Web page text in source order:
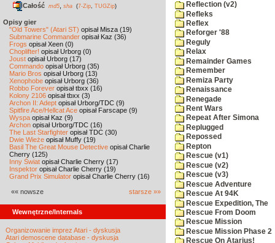
Całość md5 sha (7-Zip TUGZip)
Opisy gier
"Old Towers" (Atari ST) opisał Misza (19)
Submarine Commander opisał Kaz (36)
Frogs opisał Xeen (0)
Choplifter! opisał Urborg (0)
Joust opisał Urborg (17)
Commando opisał Urborg (35)
Mario Bros opisał Urborg (13)
Xenophobe opisał Urborg (36)
Robbo Forever opisał tbxx (16)
Kolony 2106 opisał tbxx (3)
Archon II: Adept opisał Urborg/TDC (9)
Spitfire Ace/Hellcat Ace opisał Farscape (9)
Wyspa opisał Kaz (9)
Archon opisał Urborg/TDC (16)
The Last Starfighter opisał TDC (30)
Dwie Wieże opisał Muffy (19)
Basil The Great Mouse Detective opisał Charlie
Cherry (125)
Inny Świat opisał Charlie Cherry (17)
Inspektor opisał Charlie Cherry (19)
Grand Prix Simulator opisał Charlie Cherry (16)
«« nowsze starsze »»
Wewnętrzne/Internals
Organizowanie imprez Atari - dyskusja
Atari demoscene database - dyskusja
Reflection (v2)
Refleks
Reflex
Reforger '88
Reguly
Relax
Remainder Games
Remember
Remiza Party
Renaissance
Renegade
Rent Wars
Repeat After Simona
Replugged
Repossed
Repton
Rescue (v1)
Rescue (v2)
Rescue (v3)
Rescue Adventure
Rescue At 94K
Rescue Expedition, The
Rescue From Doom
Rescue Mission
Rescue Mission Phase 2
Rescue On Atarius!